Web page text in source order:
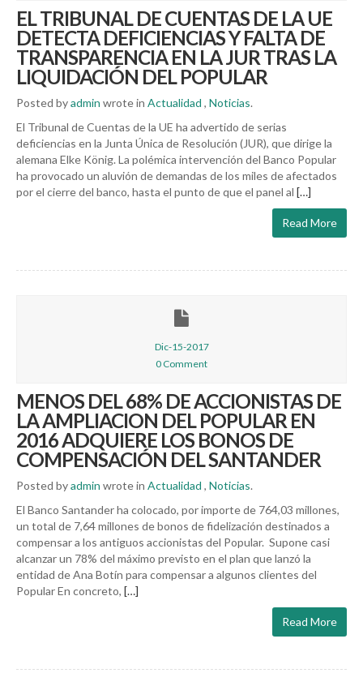
EL TRIBUNAL DE CUENTAS DE LA UE
DETECTA DEFICIENCIAS Y FALTA DE
TRANSPARENCIA EN LA JUR TRAS LA
LIQUIDACIÓN DEL POPULAR
Posted byadmin wrote in Actualidad , Noticias.
El Tribunal de Cuentas de la UE ha advertido de serias
deficiencias en la Junta Única de Resolución (JUR), que dirige la
alemana Elke König. La polémica intervención del Banco Popular
ha provocado un aluvión de demandas de los miles de afectados
por el cierre del banco, hasta el punto de que el panel al […]
Read More
Dic-15-2017
0 Comment
MENOS DEL 68% DE ACCIONISTAS DE
LA AMPLIACION DEL POPULAR EN
2016 ADQUIERE LOS BONOS DE
COMPENSACIÓN DEL SANTANDER
Posted byadmin wrote in Actualidad , Noticias.
El Banco Santander ha colocado, por importe de 764,03 millones,
un total de 7,64 millones de bonos de fidelización destinados a
compensar a los antiguos accionistas del Popular. Supone casi
alcanzar un 78% del máximo previsto en el plan que lanzó la
entidad de Ana Botín para compensar a algunos clientes del
Popular En concreto, […]
Read More